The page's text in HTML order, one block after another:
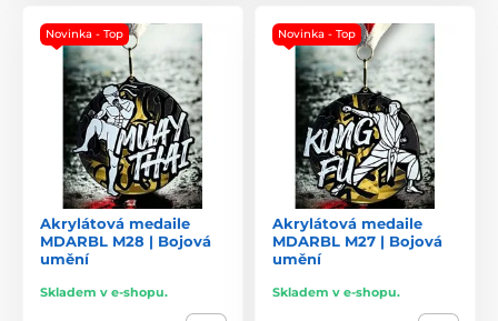
Novinka - Top
Akrylátová medaile
MDARBL M28 | Bojová
umění
Skladem v e-shopu.
Novinka - Top
Akrylátová medaile
MDARBL M27 | Bojová
umění
Skladem v e-shopu.